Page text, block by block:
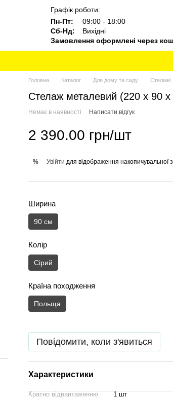
Графік роботи:
Пн-Пт:
09:00 - 18:00
Сб-Нд:
Вихідні
Замовлення оформлені через
Головна Каталог Для дому та саду Стелажі
Стелаж металевий (220 х 90
Немає в наявності Написати відгук
2 390.00 грн/шт
% Увійти для відображення накопичувальної
Ширина
90 см
Колір
Сірий
Країна походження
Польща
Повідомити, коли з'явиться
Характеристики
Кратно відвантаженню 1 шт